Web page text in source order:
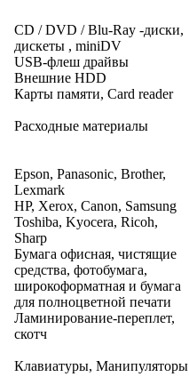
CD / DVD / Blu-Ray -диски,
дискеты , miniDV
USB-флеш драйвы
Внешние HDD
Карты памяти, Card reader
Расходные материалы
Epson, Panasonic, Brother,
Lexmark
HP, Xerox, Canon, Samsung
Toshiba, Kyocera, Ricoh,
Sharp
Бумага офисная, чистящие
средства, фотобумага,
широкоформатная и бумага
для полноцветной печати
Ламинирование-переплет,
скотч
Клавиатуры, Манипуляторы